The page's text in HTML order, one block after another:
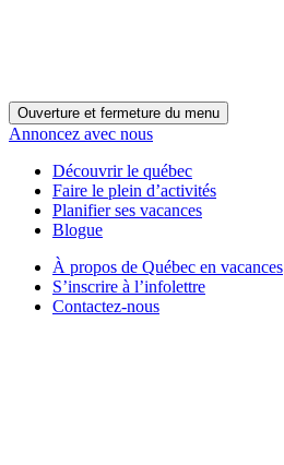
Ouverture et fermeture du menu
Annoncez avec nous
Découvrir le québec
Faire le plein d’activités
Planifier ses vacances
Blogue
À propos de Québec en vacances
S’inscrire à l’infolettre
Contactez-nous